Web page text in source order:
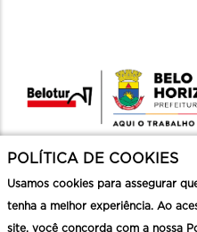
POLÍTICA DE COOKIES
Usamos cookies para assegurar
tenha a melhor experiência. Ao
site, você concorda com a nossa